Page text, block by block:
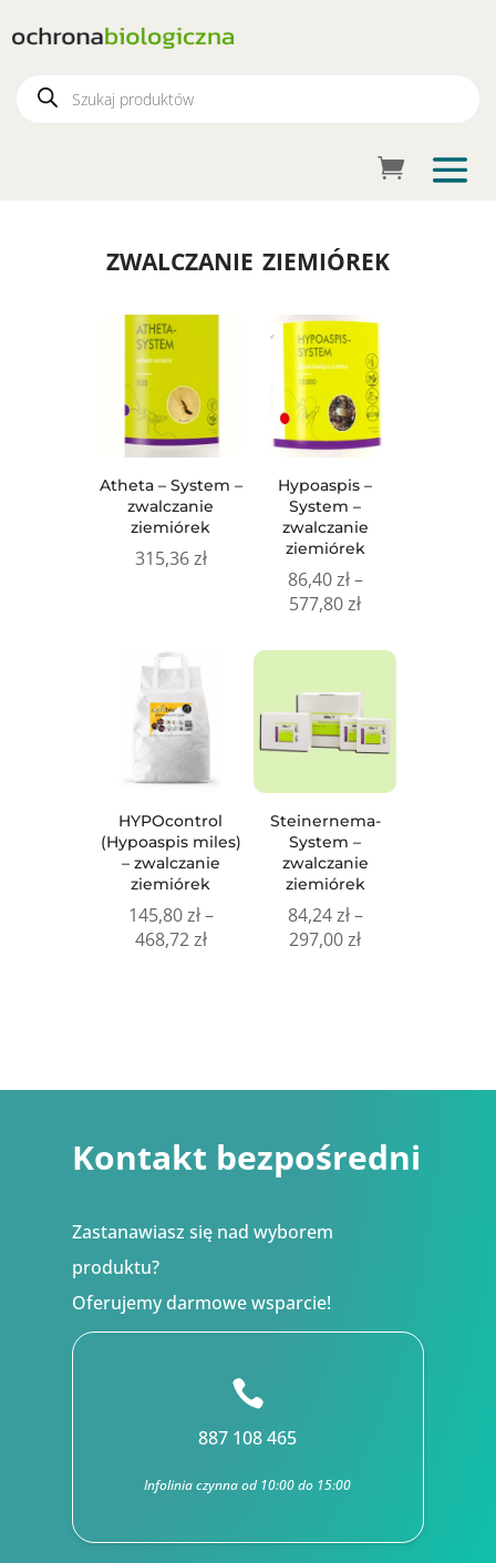
produktów
zwalczanie ziemiórek
Atheta – System –
zwalczanie
ziemiórek
315,36zł
Hypoaspis –
System –
zwalczanie
ziemiórek
86,40zł–
577,80złZakres
od
do
577,80 zł
HYPOcontrol
(Hypoaspis miles)
– zwalczanie
ziemiórek
145,80zł –
468,72złZakres
Steinernema-
System –
zwalczanie
ziemiórek
84,24zł–
297,00złZakres
Kontakt bezpośredni
Zastanawiasz się nad wyborem
produktu?
Oferujemy darmowe wsparcie!

887 108 465
Infolinia czynna od 10:00 do 15:00